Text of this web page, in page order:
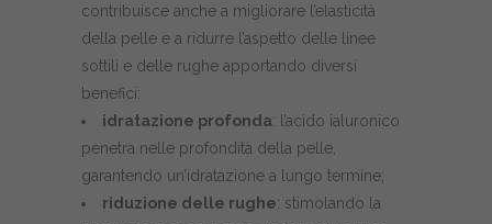
contribuisce anche a migliorare l’elasticità
della pelle e a ridurre l’aspetto delle linee
sottili e delle rughe apportando diversi
benefici:
idratazione profonda: l’acido ialuronico
penetra nelle profondità della pelle,
garantendo un’idratazione a lungo termine;
riduzione delle rughe: stimolando la